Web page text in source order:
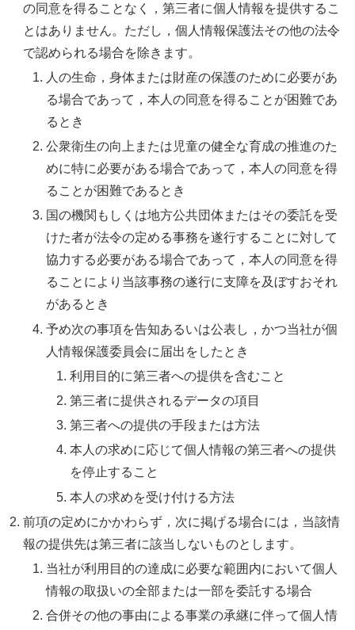
の同意を得ることなく，第三者に個人情報を提供するこ
とはありません。ただし，個人情報保護法その他の法令
で認められる場合を除きます。
人の生命，身体または財産の保護のために必要があ
る場合であって，本人の同意を得ることが困難であ
るとき
公衆衛生の向上または児童の健全な育成の推進のた
めに特に必要がある場合であって，本人の同意を得
ることが困難であるとき
国の機関もしくは地方公共団体またはその委託を受
けた者が法令の定める事務を遂行することに対して
協力する必要がある場合であって，本人の同意を得
ることにより当該事務の遂行に支障を及ぼすおそれ
があるとき
予め次の事項を告知あるいは公表し，かつ当社が個
人情報保護委員会に届出をしたとき
利用目的に第三者への提供を含むこと
第三者に提供されるデータの項目
第三者への提供の手段または方法
本人の求めに応じて個人情報の第三者への提供
を停止すること
本人の求めを受け付ける方法
前項の定めにかかわらず，次に掲げる場合には，当該情
報の提供先は第三者に該当しないものとします。
当社が利用目的の達成に必要な範囲内において個人
情報の取扱いの全部または一部を委託する場合
合併その他の事由による事業の承継に伴って個人情